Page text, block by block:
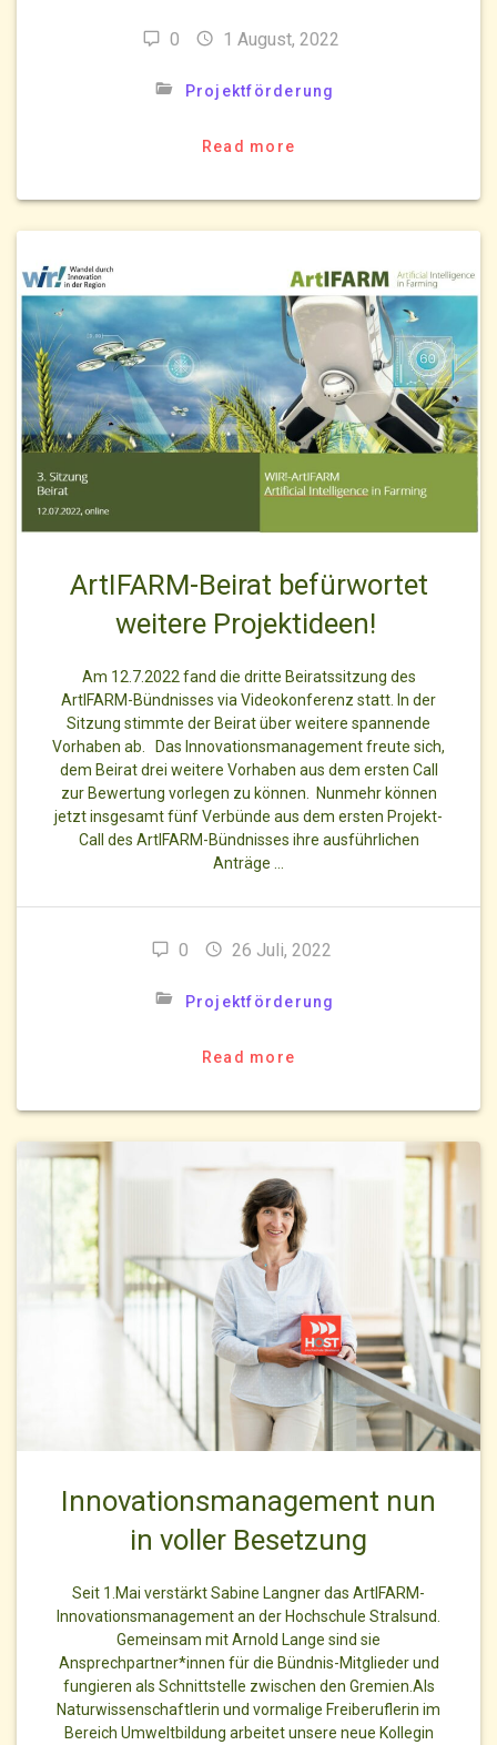
0 1 August, 2022
Projektförderung
Read more
ArtIFARM-Beirat befürwortet
weitere Projektideen!
Am 12.7.2022 fand die dritte Beiratssitzung des
ArtIFARM-Bündnisses via Videokonferenz statt. In der
Sitzung stimmte der Beirat über weitere spannende
Vorhaben ab. Das Innovationsmanagement freute sich,
dem Beirat drei weitere Vorhaben aus dem ersten Call
zur Bewertung vorlegen zu können. Nunmehr können
jetzt insgesamt fünf Verbünde aus dem ersten Projekt-
Call des ArtIFARM-Bündnisses ihre ausführlichen
Anträge …
0 26 Juli, 2022
Projektförderung
Read more
Innovationsmanagement nun
in voller Besetzung
Seit 1.Mai verstärkt Sabine Langner das ArtIFARM-
Innovationsmanagement an der Hochschule Stralsund.
Gemeinsam mit Arnold Lange sind sie
Ansprechpartner*innen für die Bündnis-Mitglieder und
fungieren als Schnittstelle zwischen den Gremien.Als
Naturwissenschaftlerin und vormalige Freiberuflerin im
Bereich Umweltbildung arbeitet unsere neue Kollegin